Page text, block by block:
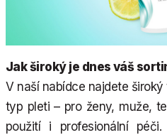
Jak široký je dnes váš
V naší nabídce najdete
typ pleti – pro ženy, muže,
použití i profesionální